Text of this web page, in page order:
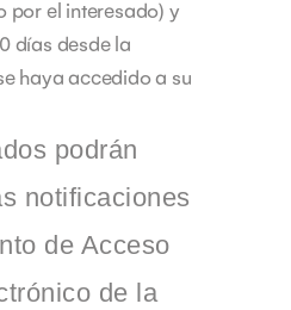
por el interesado) y
días desde la
haya accedido a su
podrán
notificaciones
de Acceso
de la